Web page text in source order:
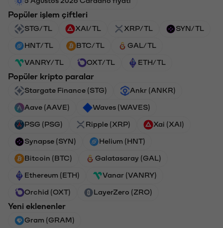
Popüler işlem çiftleri
STG/TL XAI/TL XRP/TL SYN/TL
HNT/TL BTC/TL GAL/TL
VANRY/TL OXT/TL ETH/TL
Popüler kripto paralar
Stargate Finance (STG) Ankr (ANKR)
Aave (AAVE) Waves (WAVES)
PSG (PSG) Ripple (XRP) Xai (XAI)
Synapse (SYN) Helium (HNT)
Bitcoin (BTC) Galatasaray (GAL)
Ethereum (ETH) Vanar (VANRY)
Orchid (OXT) LayerZero (ZRO)
Yeni eklenenler
Gram (GRAM)